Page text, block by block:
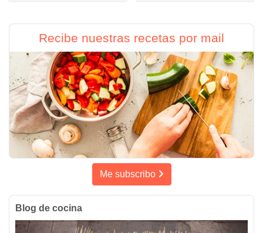
Recibe nuestras recetas por mail
Me subscribo
Blog de cocina